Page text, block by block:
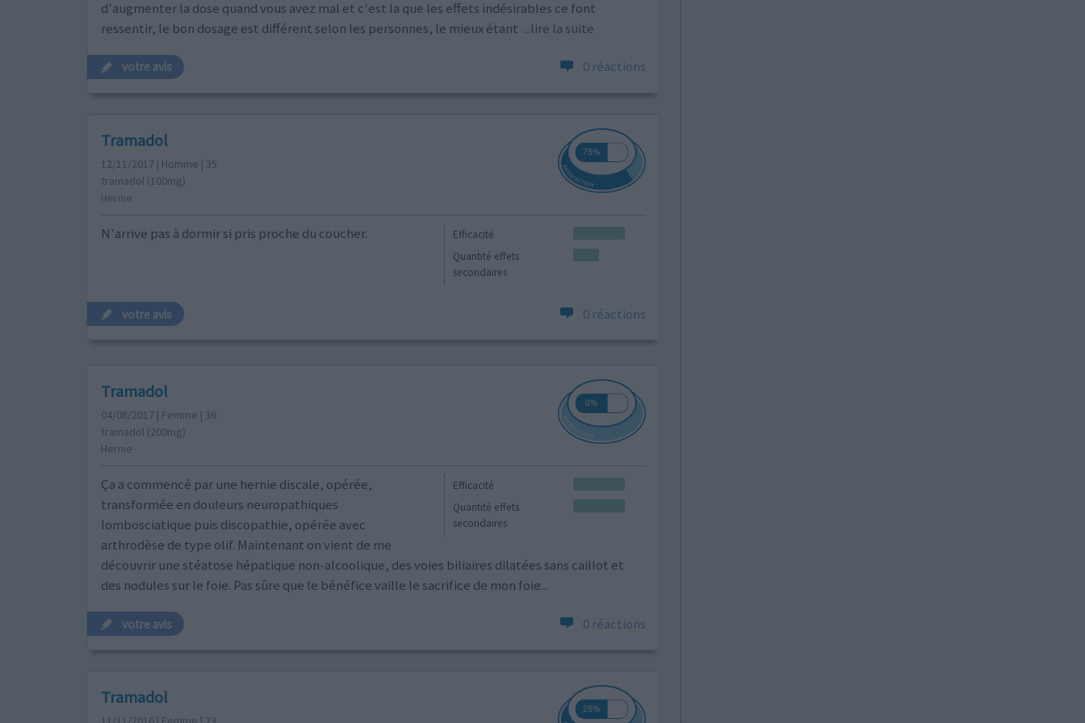
d'augmenter la dose quand vous avez mal et c'est la que les effets indésirables ce font
ressentir, le bon dosage est différent selon les personnes, le mieux étant ...lire la suite
votre avis 0 réactions
Tramadol
12/11/2017 | Homme | 35
tramadol (100mg)
Hernie
Efficacité
Quantité effets
secondaires
N'arrive pas à dormir si pris proche du coucher.
votre avis 0 réactions
Tramadol
04/08/2017 | Femme | 36
tramadol (200mg)
Hernie
Efficacité
Quantité effets
secondaires
Ça a commencé par une hernie discale, opérée,
transformée en douleurs neuropathiques
lombosciatique puis discopathie, opérée avec
arthrodèse de type olif. Maintenant on vient de me
découvrir une stéatose hépatique non-alcoolique, des voies biliaires dilatées sans caillot et
des nodules sur le foie. Pas sûre que le bénéfice vaille le sacrifice de mon foie...
votre avis 0 réactions
Tramadol